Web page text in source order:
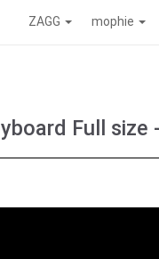
ZAGG mophie
Full